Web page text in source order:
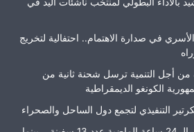
بالأداء البطولي لمنتخب ناشئات اليد في
في صدارة الاهتمام.. احتفالية لتخريج
من أجل التنمية ترسل شحنة ثانية من
الكونغو الديمقراطية
التنفيذي لتجمع دول الساحل والصحراء